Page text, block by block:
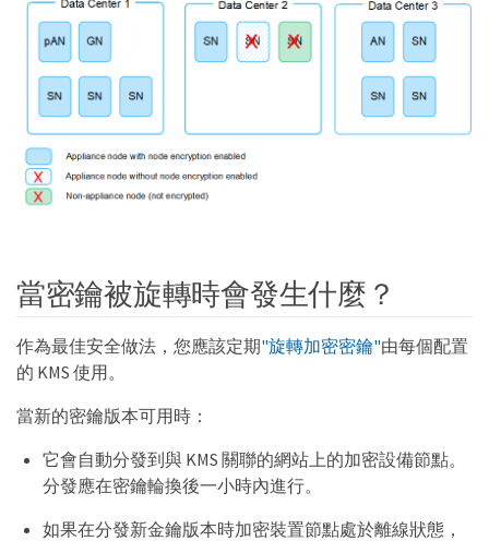
當密鑰被旋轉時會發生什麼？
作為最佳安全做法，您應該定期"旋轉加密密鑰"由每個配置
的 KMS 使用。
當新的密鑰版本可用時：
它會自動分發到與 KMS 關聯的網站上的加密設備節點。
分發應在密鑰輪換後一小時內進行。
如果在分發新金鑰版本時加密裝置節點處於離線狀態，